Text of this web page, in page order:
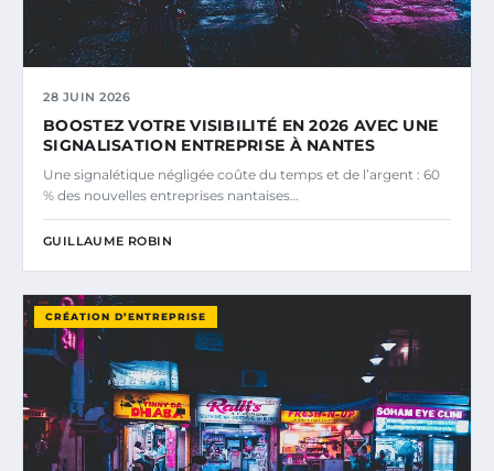
28 JUIN 2026
BOOSTEZ VOTRE VISIBILITÉ EN 2026 AVEC UNE
SIGNALISATION ENTREPRISE À NANTES
Une signalétique négligée coûte du temps et de l’argent : 60
% des nouvelles entreprises nantaises…
GUILLAUME ROBIN
CRÉATION D’ENTREPRISE